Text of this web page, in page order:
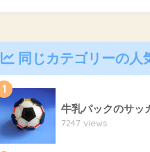
同じカテゴリーの人
1
牛乳パックのサッ
7247 views